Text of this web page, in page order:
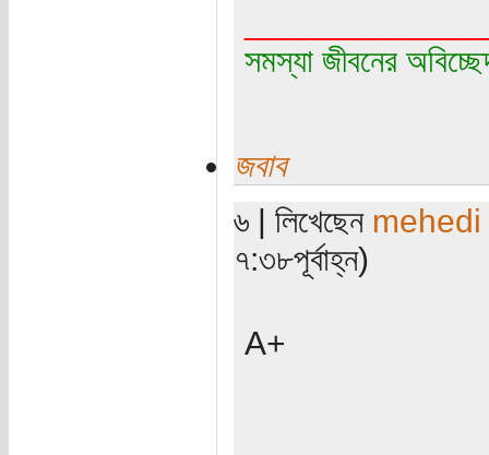
সমস্যা জীবনের
জবাব
৬ | লিখেছেন mehedi
৭:৩৮পূর্বাহ্ন)
A+